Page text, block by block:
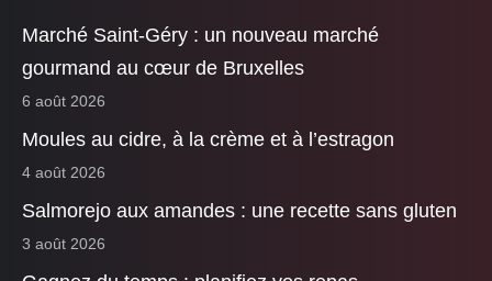
Marché Saint-Géry : un nouveau marché
gourmand au cœur de Bruxelles
6 août 2026
Moules au cidre, à la crème et à l’estragon
4 août 2026
Salmorejo aux amandes : une recette sans gluten
3 août 2026